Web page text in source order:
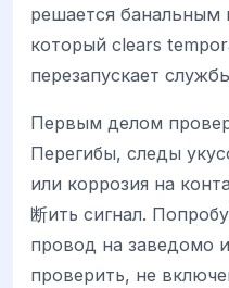
решается банальным
который clears
перезапускает
Первым делом
Перегибы, следы
или коррозия на
断ить сигнал.
провод на заведомо
проверить, не